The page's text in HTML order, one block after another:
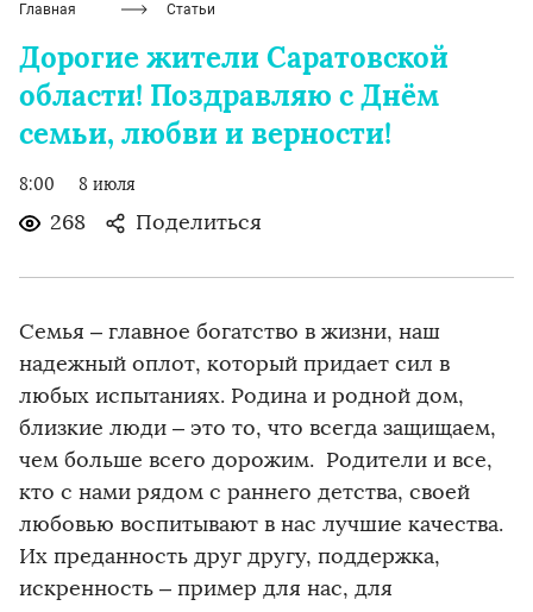
Главная Статьи
Дорогие жители Саратовской
области! Поздравляю c Днём
семьи, любви и верности!
8:00 8 июля
268 Поделиться
Семья – главное богатство в жизни, наш
надежный оплот, который придает сил в
любых испытаниях. Родина и родной дом,
близкие люди – это то, что всегда защищаем,
чем больше всего дорожим. Родители и все,
кто с нами рядом с раннего детства, своей
любовью воспитывают в нас лучшие качества.
Их преданность друг другу, поддержка,
искренность – пример для нас, для